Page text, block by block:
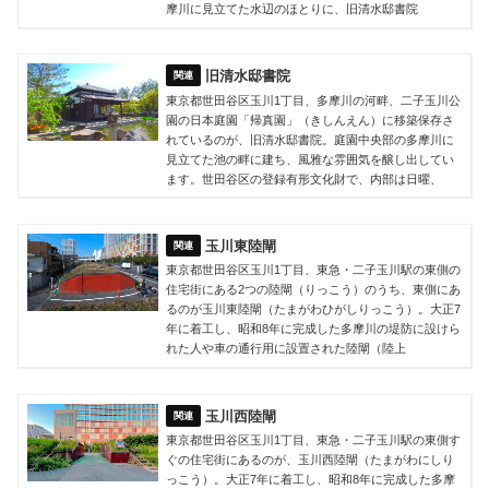
摩川に見立てた水辺のほとりに、旧清水邸書院
旧清水邸書院
東京都世田谷区玉川1丁目、多摩川の河畔、二子玉川公
園の日本庭園「帰真園」（きしんえん）に移築保存さ
れているのが、旧清水邸書院。庭園中央部の多摩川に
見立てた池の畔に建ち、風雅な雰囲気を醸し出してい
ます。世田谷区の登録有形文化財で、内部は日曜、
玉川東陸閘
東京都世田谷区玉川1丁目、東急・二子玉川駅の東側の
住宅街にある2つの陸閘（りっこう）のうち、東側にあ
るのが玉川東陸閘（たまがわひがしりっこう）。大正7
年に着工し、昭和8年に完成した多摩川の堤防に設けら
れた人や車の通行用に設置された陸閘（陸上
玉川西陸閘
東京都世田谷区玉川1丁目、東急・二子玉川駅の東側す
ぐの住宅街にあるのが、玉川西陸閘（たまがわにしり
っこう）。大正7年に着工し、昭和8年に完成した多摩